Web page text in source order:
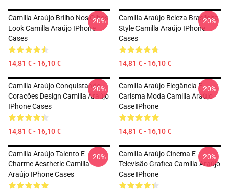
Camilla Araújo Brilho Nos Olhos
Look Camilla Araújo IPhone
Cases
14,81 € - 16,10 €
-20%
Camilla Araújo Beleza Brasileira
Style Camilla Araújo IPhone
Cases
14,81 € - 16,10 €
-20%
Camilla Araújo Conquistando
Corações Design Camilla Araújo
IPhone Cases
14,81 € - 16,10 €
-20%
Camilla Araújo Elegância E
Carisma Moda Camilla Araújo
Case IPhone
14,81 € - 16,10 €
-20%
Camilla Araújo Talento E
Charme Aesthetic Camilla
Araújo IPhone Cases
-20%
Camilla Araújo Cinema E
Televisão Grafica Camilla Araújo
Case IPhone
-20%